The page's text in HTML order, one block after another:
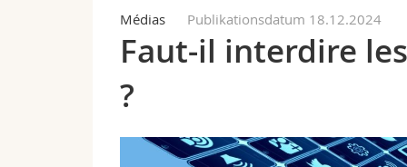
Médias Publikationsdatum 18.12.2024
Faut-il interdire
?